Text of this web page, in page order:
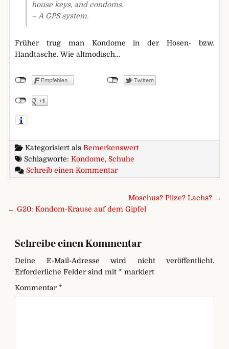
house keys, and condoms.
– A GPS system.
Früher trug man Kondome in der Hosen- bzw.
Handtasche. Wie altmodisch…
Kategorisiert als Bemerkenswert
Schlagworte: Kondome, Schuhe
Schreib einen Kommentarzu Darf man Kondome mit
Moschus? Pilze? Lachs? →
← G20: Kondom-Krause auf dem Gipfel
Schreibe einen Kommentar
Deine E-Mail-Adresse wird nicht veröffentlicht.
Erforderliche Felder sind mit * markiert
Kommentar *